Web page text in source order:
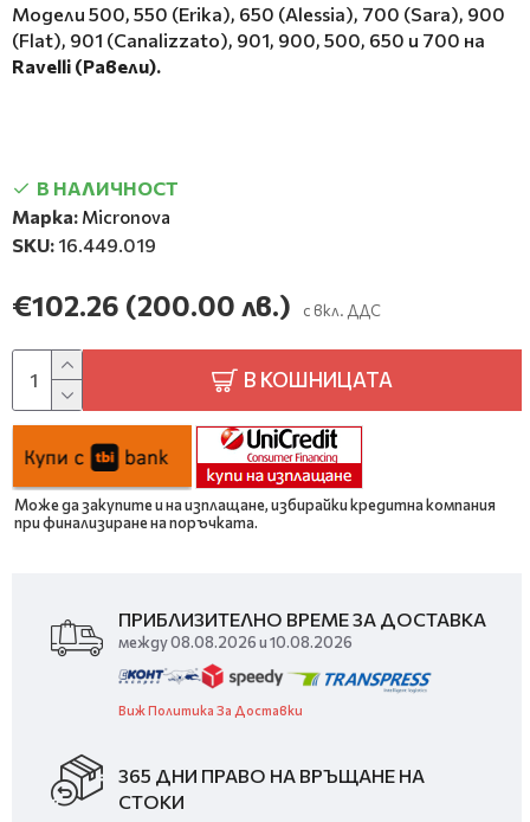
Модели 500, 550 (Erika), 650 (Alessia), 700 (Sara), 900
(Flat), 901 (Canalizzato), 901, 900, 500, 650 и 700 на
Ravelli (Равели).
В НАЛИЧНОСТ
Марка: Micronova
SKU: 16.449.019
€102.26 (200.00 лв.) с вкл. ДДС
В КОШНИЦАТА
Може да закупите и на изплащане, избирайки кредитна компания
при финализиране на поръчката.
ПРИБЛИЗИТЕЛНО ВРЕМЕ ЗА ДОСТАВКА
между 08.08.2026 и 10.08.2026
Виж Политика За Доставки
365 ДНИ ПРАВО НА ВРЪЩАНЕ НА
СТОКИ